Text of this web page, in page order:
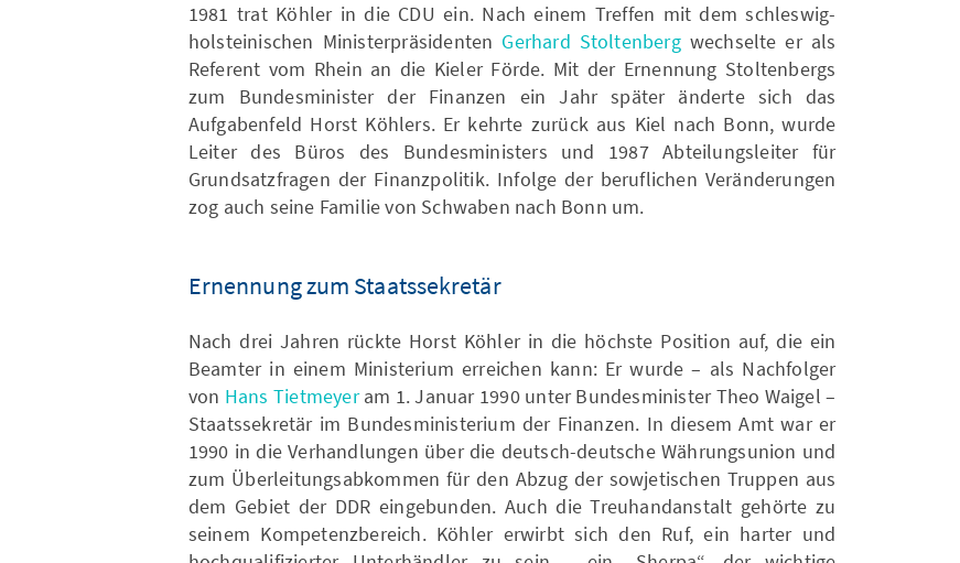
1981 trat Köhler in die CDU ein. Nach einem Treffen mit dem schleswig-
holsteinischen Ministerpräsidenten Gerhard Stoltenbergwechselte er als
Referent vom Rhein an die Kieler Förde. Mit der Ernennung Stoltenbergs
zum Bundesminister der Finanzen ein Jahr später änderte sich das
Aufgabenfeld Horst Köhlers. Er kehrte zurück aus Kiel nach Bonn, wurde
Leiter des Büros des Bundesministers und 1987 Abteilungsleiter für
Grundsatzfragen der Finanzpolitik. Infolge der beruflichen Veränderungen
zog auch seine Familie von Schwaben nach Bonn um.
Ernennung zum Staatssekretär
Nach drei Jahren rückte Horst Köhler in die höchste Position auf, die ein
Beamter in einem Ministerium erreichen kann: Er wurde – als Nachfolger
von Hans Tietmeyeram 1. Januar 1990 unter Bundesminister Theo Waigel –
Staatssekretär im Bundesministerium der Finanzen. In diesem Amt war er
1990 in die Verhandlungen über die deutsch-deutsche Währungsunion und
zum Überleitungsabkommen für den Abzug der sowjetischen Truppen aus
dem Gebiet der DDR eingebunden. Auch die Treuhandanstalt gehörte zu
seinem Kompetenzbereich. Köhler erwirbt sich den Ruf, ein harter und